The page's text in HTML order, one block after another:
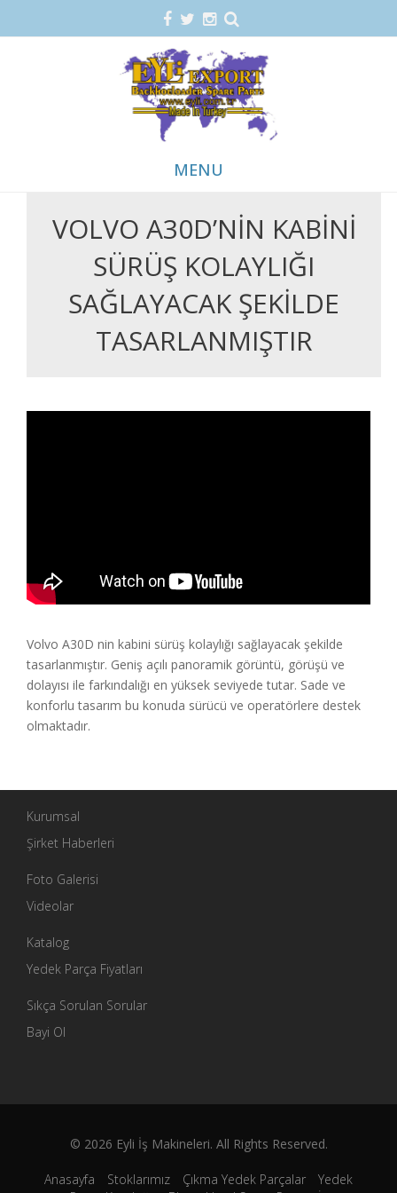
MENU
Skip
VOLVO A30D’NIN KABINI
SÜRÜŞ KOLAYLIĞI
SAĞLAYACAK ŞEKILDE
TASARLANMIŞTIR
Volvo A30D nin kabini sürüş kolaylığı sağlayacak şekilde
tasarlanmıştır. Geniş açılı panoramik görüntü, görüşü ve
dolayısı ile farkındalığı en yüksek seviyede tutar. Sade ve
konforlu tasarım bu konuda sürücü ve operatörlere destek
olmaktadır.
Kurumsal
Şirket Haberleri
Foto Galerisi
Videolar
Katalog
Yedek Parça Fiyatları
Sıkça Sorulan Sorular
Bayi Ol
© 2026 Eyli İş Makineleri. All Rights Reserved.
Anasayfa Stoklarımız Çıkma Yedek Parçalar
Yedek